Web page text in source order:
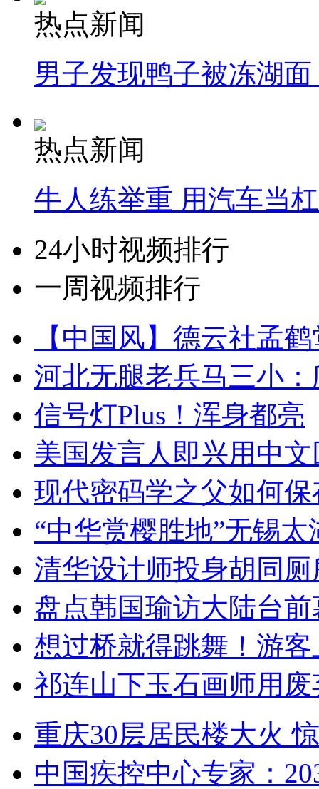
热点新闻
男子发现鸭子被冻湖
热点新闻
牛人练举重 用汽车当
24小时视频排行
一周视频排行
【中国风】德云社孟
河北无腿老兵马三小
信号灯Plus！浑身都亮
美国发言人即兴用中
现代密码学之父如何
“中华赏樱胜地”无锡
清华设计师投身胡同
盘点韩国瑜访大陆台
想过桥就得跳舞！游客
祁连山下玉石画师用
重庆30层居民楼大火
中国疾控中心专家：